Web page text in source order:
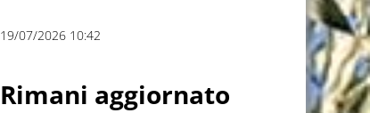
19/07/2026 10:42
Rimani aggiornato